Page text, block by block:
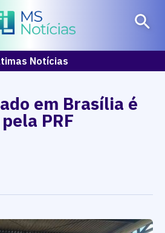
Notícias
em Brasília é
PRF